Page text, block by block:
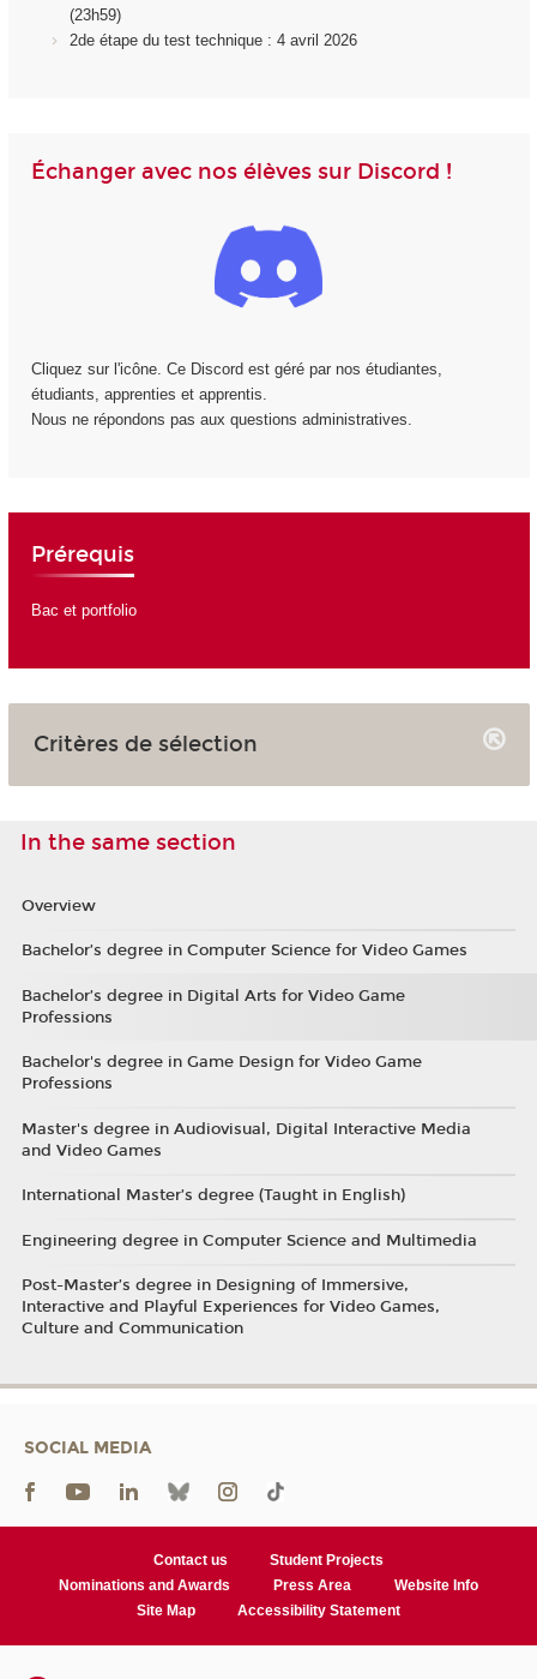
(23h59)
2de étape du test technique : 4 avril 2026
Échanger avec nos élèves sur Discord !
Cliquez sur l'icône. Ce Discord est géré par nos étudiantes,
étudiants, apprenties et apprentis.
Nous ne répondons pas aux questions administratives.
Prérequis
Bac et portfolio
Critères de sélection
In the same section
Overview
Bachelor’s degree in Computer Science for Video Games
Bachelor’s degree in Digital Arts for Video Game
Professions
Bachelor's degree in Game Design for Video Game
Professions
Master's degree in Audiovisual, Digital Interactive Media
and Video Games
International Master’s degree (Taught in English)
Engineering degree in Computer Science and Multimedia
Post-Master’s degree in Designing of Immersive,
Interactive and Playful Experiences for Video Games,
Culture and Communication
SOCIAL MEDIA
Contact us
Student Projects
Nominations and Awards
Press Area
Website Info
Site Map
Accessibility Statement